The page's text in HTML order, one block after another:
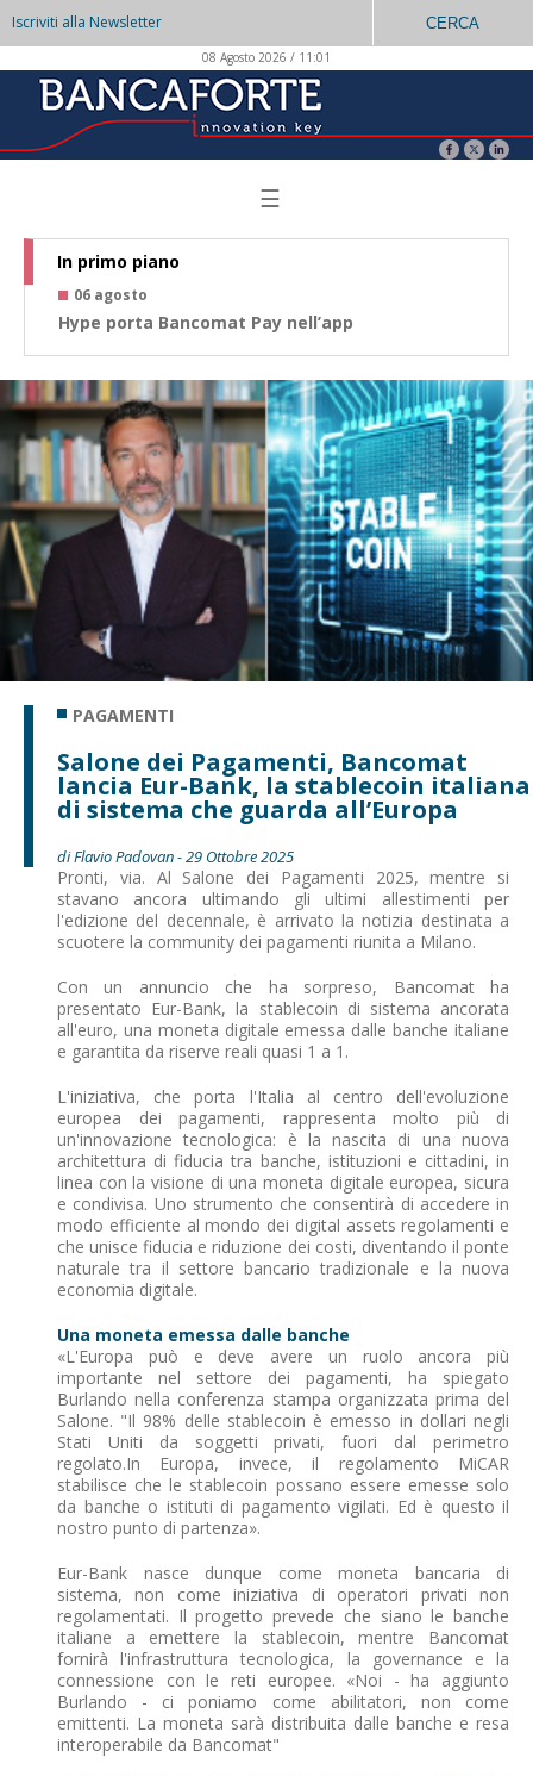
Iscriviti alla Newsletter CERCA
08 Agosto 2026 / 11:01
☰
In primo piano
06 agosto
Hype porta Bancomat Pay nell’app
PAGAMENTI
Salone dei Pagamenti, Bancomat
lancia Eur-Bank, la stablecoin italiana
di sistema che guarda all’Europa
di Flavio Padovan - 29 Ottobre 2025
Pronti, via. Al Salone dei Pagamenti 2025, mentre si
stavano ancora ultimando gli ultimi allestimenti per
l'edizione del decennale, è arrivato la notizia destinata a
scuotere la community dei pagamenti riunita a Milano.
Con un annuncio che ha sorpreso, Bancomat ha
presentato Eur-Bank, la stablecoin di sistema ancorata
all'euro, una moneta digitale emessa dalle banche italiane
e garantita da riserve reali quasi 1 a 1.
L'iniziativa, che porta l'Italia al centro dell'evoluzione
europea dei pagamenti, rappresenta molto più di
un'innovazione tecnologica: è la nascita di una nuova
architettura di fiducia tra banche, istituzioni e cittadini, in
linea con la visione di una moneta digitale europea, sicura
e condivisa. Uno strumento che consentirà di accedere in
modo efficiente al mondo dei digital assets regolamenti e
che unisce fiducia e riduzione dei costi, diventando il ponte
naturale tra il settore bancario tradizionale e la nuova
economia digitale.
Una moneta emessa dalle banche
«L'Europa può e deve avere un ruolo ancora più
importante nel settore dei pagamenti, ha spiegato
Burlando nella conferenza stampa organizzata prima del
Salone. "Il 98% delle stablecoin è emesso in dollari negli
Stati Uniti da soggetti privati, fuori dal perimetro
regolato.In Europa, invece, il regolamento MiCAR
stabilisce che le stablecoin possano essere emesse solo
da banche o istituti di pagamento vigilati. Ed è questo il
nostro punto di partenza».
Eur-Bank nasce dunque come moneta bancaria di
sistema, non come iniziativa di operatori privati non
regolamentati. Il progetto prevede che siano le banche
italiane a emettere la stablecoin, mentre Bancomat
fornirà l'infrastruttura tecnologica, la governance e la
connessione con le reti europee. «Noi - ha aggiunto
Burlando - ci poniamo come abilitatori, non come
emittenti. La moneta sarà distribuita dalle banche e resa
interoperabile da Bancomat"